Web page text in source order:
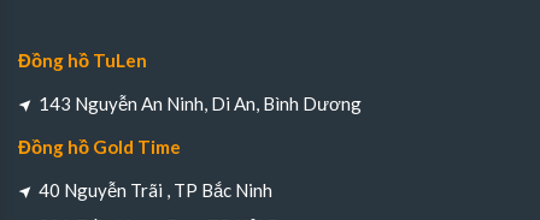
Đồng hồ TuLen
143 Nguyễn An Ninh, Di An, Bình Dương
Đồng hồ Gold Time
40 Nguyễn Trãi , TP Bắc Ninh